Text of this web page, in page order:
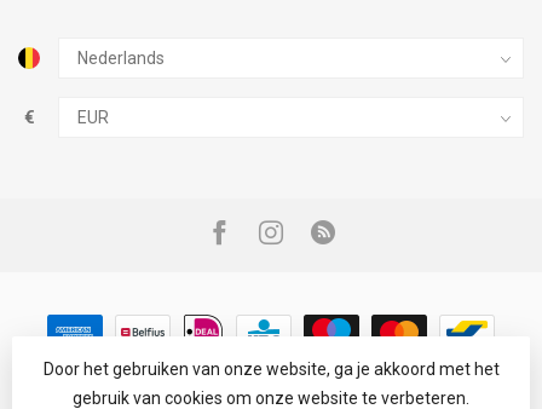
€
Door het gebruiken van onze website, ga je akkoord met het
gebruik van cookies om onze website te verbeteren.